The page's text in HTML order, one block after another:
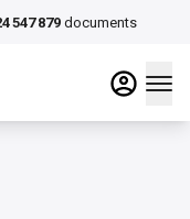
547 879 documents